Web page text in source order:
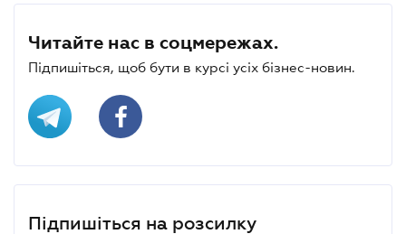
Читайте нас в соцмережах.
Підпишіться, щоб бути в курсі усіх бізнес-новин.
Підпишіться на розсилку